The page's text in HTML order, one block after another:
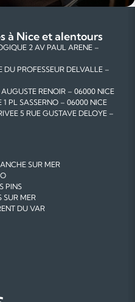
à Nice et alentours
2 AV PAUL ARENE –
DU PROFESSEUR DELVALLE –
AUGUSTE RENOIR – 06000 NICE
1 PL SASSERNO – 06000 NICE
5 RUE GUSTAVE DELOYE –
48 RUE GIOFFREDO –
12 BD DUBOUCHAGE –
47 RUE HOTEL DES POSTES
21 RUE MEYERBEER –
22 RUE EL NOUZAH – 06000
10 AV CLEMENCEAU –
SUR MER
PINS
SUR MER
DU VAR
À NICE
CHIMIE À NICE